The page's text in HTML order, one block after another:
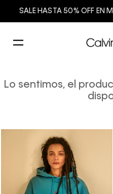
SALE HASTA 50% OFF EN
Lo sentimos, el